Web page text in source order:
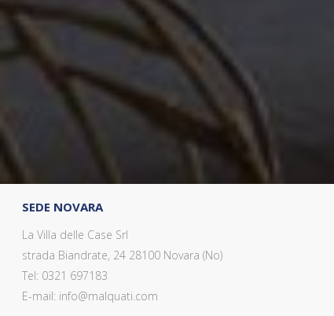
SEDE NOVARA
La Villa delle Case Srl
strada Biandrate, 24 28100 Novara (No)
Tel: 0321 697183
E-mail: info@malquati.com